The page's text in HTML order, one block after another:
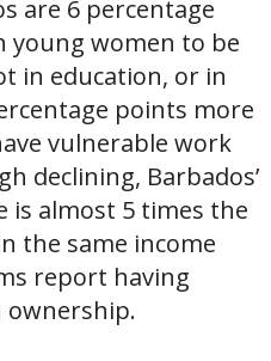
are 6 percentage
young women to be
in education, or in
points more
vulnerable work
declining, Barbados’
is almost 5 times the
the same income
report having
ownership.